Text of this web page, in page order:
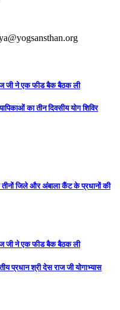
जी ने एक फीड बैक बैठक ली
का तीन दिवसीय योग शिविर
जिले और अंबाला कैंट के प्रधानों की
जी ने एक फीड बैक बैठक ली
प्रधान श्री देस राज जी योगाभ्यास